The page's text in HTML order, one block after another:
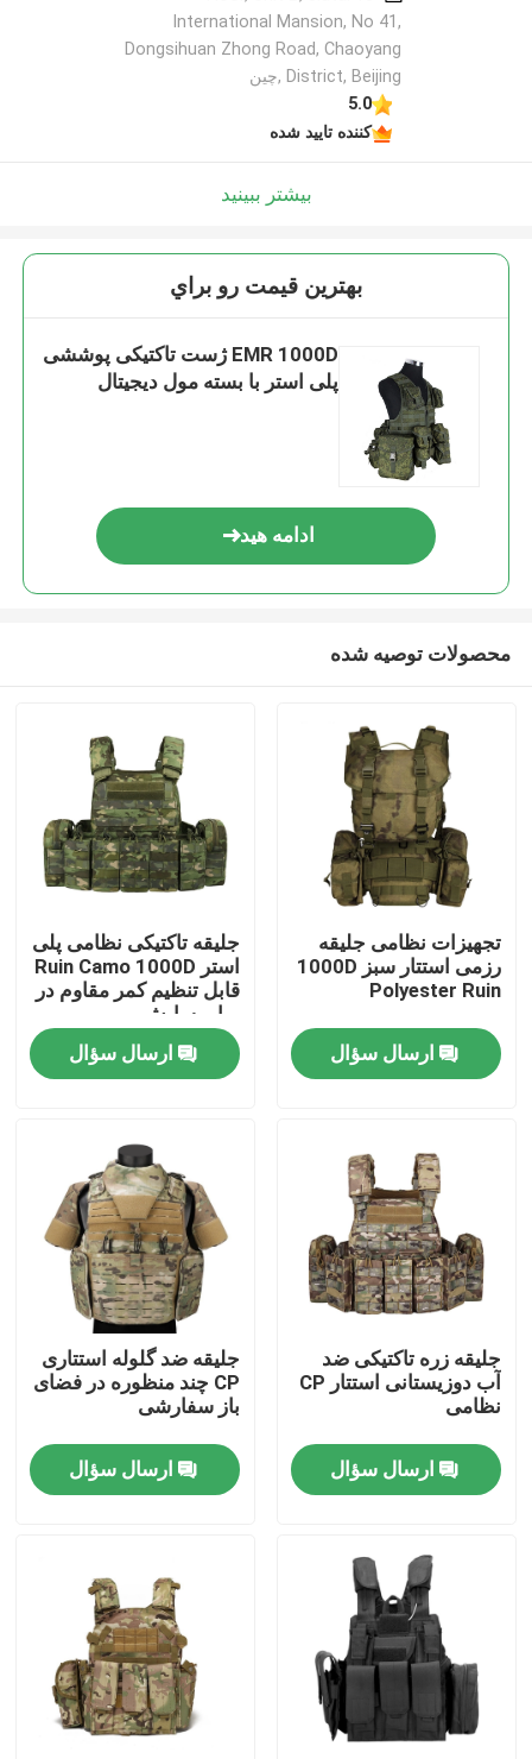
صفحه اصلی
درباره ما
تور کارخانه
کنترل کیفیت
با ما تماس بگیرید
یونیفرم رزمی نظامی
یونیفرم استتار نظامی
زره بالستیک نظامی
International Mansion, No 41,
Dongsihuan Zhong Road, Chaoyang
District, Beijing ,چین
5.0
کننده تایید شده
بیشتر ببینید
بهترين قيمت رو براي
EMR 1000D ژست تاکتیکی پوششی
پلی استر با بسته مول دیجیتال
ادامه هید
محصولات توصیه شده
تجهیزات نظامی جلیقه
رزمی استتار سبز 1000D
Polyester Ruin
ارسال سؤال
جلیقه تاکتیکی نظامی پلی
استر Ruin Camo 1000D
قابل تنظیم کمر مقاوم در
برابر سایش
ارسال سؤال
جلیقه زره تاکتیکی ضد
آب دوزیستانی استتار CP
نظامی
ارسال سؤال
جلیقه ضد گلوله استتاری
CP چند منظوره در فضای
باز سفارشی
ارسال سؤال